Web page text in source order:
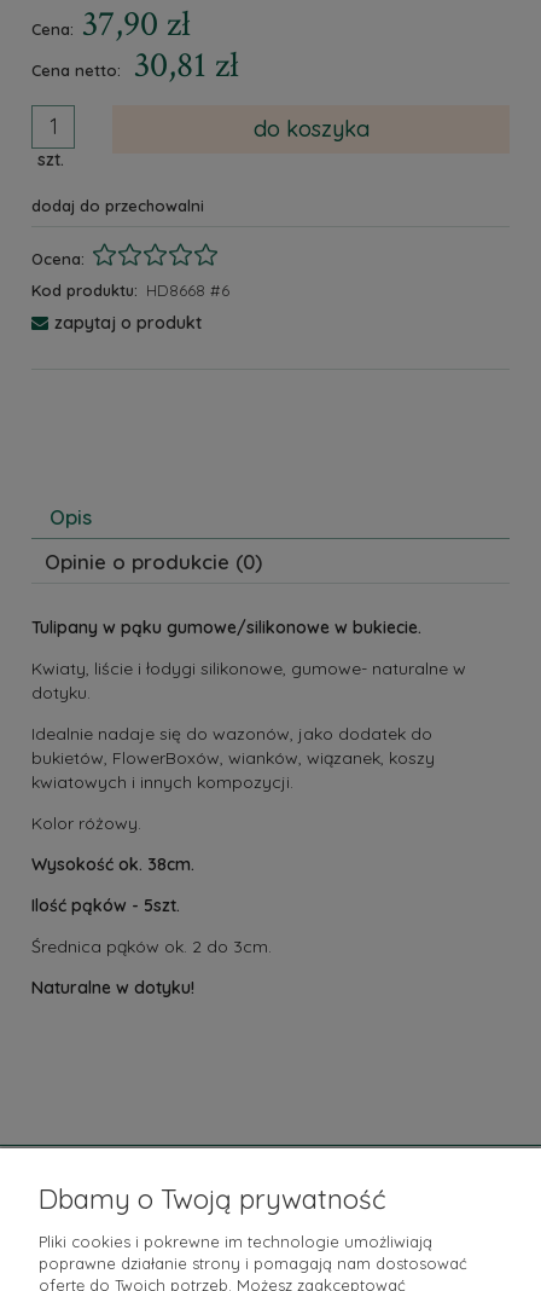
Cena: 37,90 zł
Cena netto: 30,81 zł
szt.
do koszyka
dodaj do przechowalni
Ocena:
Kod produktu: HD8668 #6
zapytaj o produkt
Opis
Opinie o produkcie (0)
Tulipany w pąku gumowe/silikonowe w bukiecie.
Kwiaty, liście i łodygi silikonowe, gumowe- naturalne w
dotyku.
Idealnie nadaje się do wazonów, jako dodatek do
bukietów, FlowerBoxów, wianków, wiązanek, koszy
kwiatowych i innych kompozycji.
Kolor różowy.
Wysokość ok. 38cm.
Ilość pąków - 5szt.
Średnica pąków ok. 2 do 3cm.
Naturalne w dotyku!
Moje konto
Płatności i dostawa
Dbamy o Twoją prywatność
Pliki cookies i pokrewne im technologie umożliwiają
poprawne działanie strony i pomagają nam dostosować
ofertę do Twoich potrzeb. Możesz zaakceptować